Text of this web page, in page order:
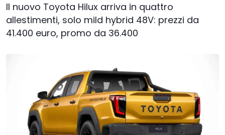
Il nuovo Toyota Hilux arriva in quattro
allestimenti, solo mild hybrid 48V: prezzi da
41.400 euro, promo da 36.400